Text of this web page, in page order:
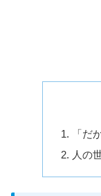
「だ
人の